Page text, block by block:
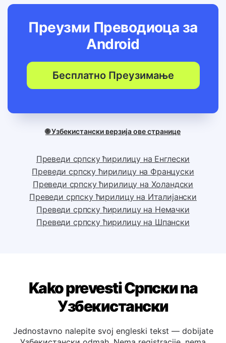
Преузми Преводиоца за
Android
Бесплатно Преузимање
🌐 Узбекистански верзија ове странице
Преведи српску ћирилицу на Енглески
Преведи српску ћирилицу на Француски
Преведи српску ћирилицу на Холандски
Преведи српску ћирилицу на Италијански
Kako prevesti Српски na
Узбекистански